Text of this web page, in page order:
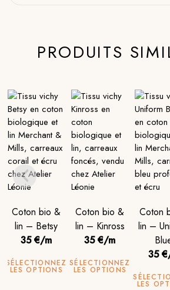
PRODUITS
Coton bio &
lin – Betsy
35 €/m
SÉLECTIONNEZ
LES OPTIONS
Coton bio &
lin – Kinross
35 €/m
SÉLECTIONNEZ
LES OPTIONS
Coton
lin –
35
LES